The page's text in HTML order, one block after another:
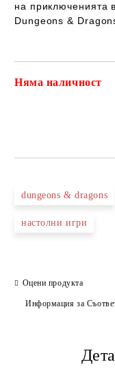
на приключенията
Dungeons &
Няма наличност
dungeons & dragons
настолни игри
Оцени продукта
Информация за